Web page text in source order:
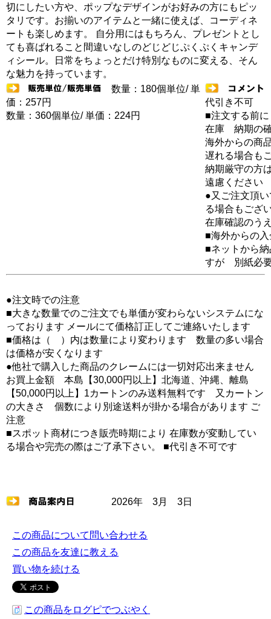
切にしたい方や、ポップなデザインがお好みの方にもピッ
タリです。お揃いのアイテムと一緒に使えば、コーディネ
ートも楽しめます。 自分用にはもちろん、プレゼントとし
ても喜ばれること間違いなしのどじどじぷくぷくキャンデ
ィシール。日常をちょっとだけ特別なものに変える、そん
な魅力を持っています。
数量：180個単位/ 単
価：257円
数量：360個単位/ 単価：224円
代引き不可
■注文する前に
在庫 納期の
海外からの商
遅れる場合も
納期厳守の方
遠慮ください
●又ご注文頂
る場合もござ
在庫確認のう
■海外からの
■ネットから
すが 別紙必
●注文時での注意
■大きな数量でのご注文でも単価が変わらないシステムにな
っております メールにて価格訂正してご連絡いたします
■価格は（ ）内は数量により変わります 数量の多い場合
は価格が安くなります
●他社で購入した商品のクレームには一切対応出来ません
お買上金額 本島【30,000円以上】北海道、沖縄、離島
【50,000円以上】1カートンのみ送料無料です 又カートン
の大きさ 個数により別途送料が掛かる場合があります ご
注意
■スポット商材につき販売時期により 在庫数が変動してい
る場合や完売の際はご了承下さい。 ■代引き不可です
2026年 3月 3日
この商品について問い合わせる
この商品を友達に教える
買い物を続ける
この商品をログピでつぶやく